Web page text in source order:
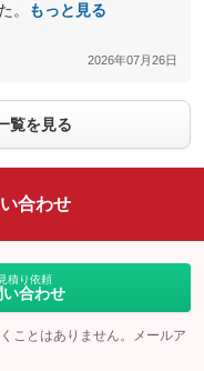
。
もっと見る
2026年07月26日
覧を見る
合わせ
積り依頼
合わせ
ことはありません。メールア